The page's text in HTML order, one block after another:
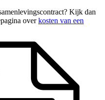
Kijk dan
overkosten van een